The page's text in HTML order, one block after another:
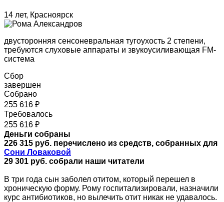
14 лет, Красноярск
двусторонняя сенсоневральная тугоухость 2 степени,
требуются слуховые аппараты и звукоусиливающая FМ-
система
Сбор
завершен
Собрано
255 616 ₽
Требовалось
255 616 ₽
Деньги собраны
226 315 руб. перечислено из средств, собранных для
Сони Ловаковой
29 301 руб. собрали наши читатели
В три года сын заболел отитом, который перешел в
хроническую форму. Рому госпитализировали, назначили
курс антибиотиков, но вылечить отит никак не удавалось.